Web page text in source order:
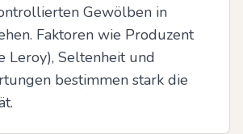
Gewölben in
Faktoren wie Produzent
Leroy), Seltenheit und
bestimmen stark die